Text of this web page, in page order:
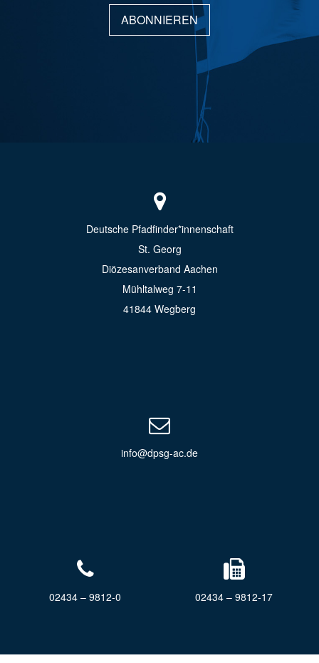
ABONNIEREN
Deutsche Pfadfinder*innenschaft
St. Georg
Diözesanverband Aachen
Mühltalweg 7-11
41844 Wegberg
info@dpsg-ac.de
02434 – 9812-0 02434 – 9812-17